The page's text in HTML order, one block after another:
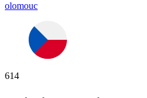
olomouc
614